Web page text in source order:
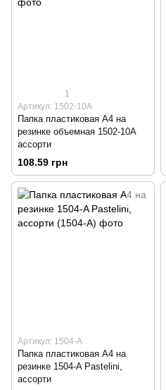
1
Артикул: 1502-10А
Папка пластиковая А4 на
резинке объемная 1502-10А
ассорти
108.59 грн
Артикул: 1504-A
Папка пластиковая A4 на
резинке 1504-A Pastelini,
ассорти